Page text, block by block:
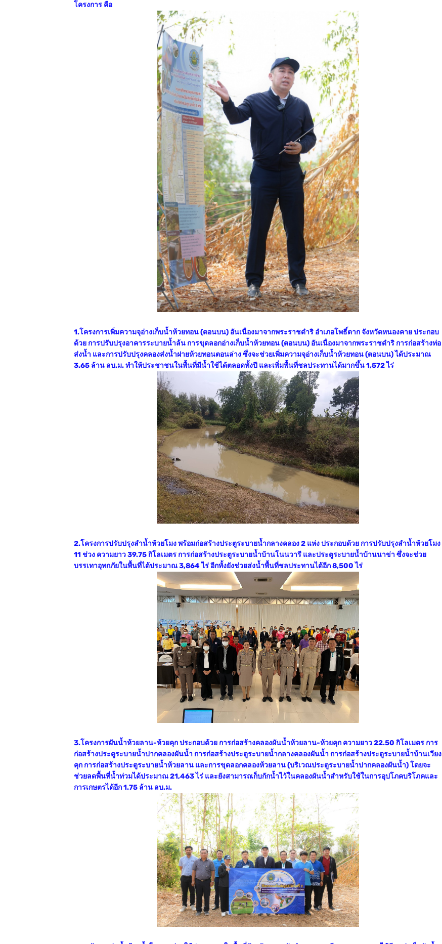
โครงการ คือ
1.โครงการเพิ่มความจุอ่างเก็บน้ำห้วยทอน (ตอนบน) อันเนื่องมาจากพระราชดำริ อำเภอโพธิ์ตาก จังหวัดหนองคาย ประกอบ
ด้วย การปรับปรุงอาคารระบายน้ำล้น การขุดลอกอ่างเก็บน้ำห้วยทอน (ตอนบน) อันเนื่องมาจากพระราชดำริ การก่อสร้างท่อ
ส่งน้ำ และการปรับปรุงคลองส่งน้ำฝายห้วยทอนตอนล่าง ซึ่งจะช่วยเพิ่มความจุอ่างเก็บน้ำห้วยทอน (ตอนบน) ได้ประมาณ
3.65 ล้าน ลบ.ม. ทำให้ประชาชนในพื้นที่มีน้ำใช้ได้ตลอดทั้งปี และเพิ่มพื้นที่ชลประทานได้มากขึ้น 1,572 ไร่
2.โครงการปรับปรุงลำน้ำห้วยโมง พร้อมก่อสร้างประตูระบายน้ำกลางคลอง 2 แห่ง ประกอบด้วย การปรับปรุงลำน้ำห้วยโมง
11 ช่วง ความยาว 39.75 กิโลเมตร การก่อสร้างประตูระบายน้ำบ้านโนนวารี และประตูระบายน้ำบ้านนาข่า ซึ่งจะช่วย
บรรเทาอุทกภัยในพื้นที่ได้ประมาณ 3,864 ไร่ อีกทั้งยังช่วยส่งน้ำพื้นที่ชลประทานได้อีก 8,500 ไร่
3.โครงการผันน้ำห้วยลาน-ห้วยคุก ประกอบด้วย การก่อสร้างคลองผันน้ำห้วยลาน-ห้วยคุก ความยาว 22.50 กิโลเมตร การ
ก่อสร้างประตูระบายน้ำปากคลองผันน้ำ การก่อสร้างประตูระบายน้ำกลางคลองผันน้ำ การก่อสร้างประตูระบายน้ำบ้านเวียง
คุก การก่อสร้างประตูระบายน้ำห้วยลาน และการขุดลอกคลองห้วยลาน (บริเวณประตูระบายน้ำปากคลองผันน้ำ) โดยจะ
ช่วยลดพื้นที่น้ำท่วมได้ประมาณ 21,463 ไร่ และยังสามารถเก็บกักน้ำไว้ในคลองผันน้ำสำหรับใช้ในการอุปโภคบริโภคและ
การเกษตรได้อีก 1.75 ล้าน ลบ.ม.